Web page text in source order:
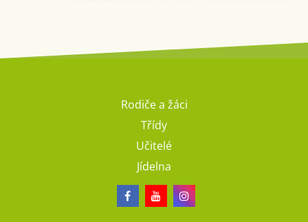
Rodiče a žáci
Třídy
Učitelé
Jídelna